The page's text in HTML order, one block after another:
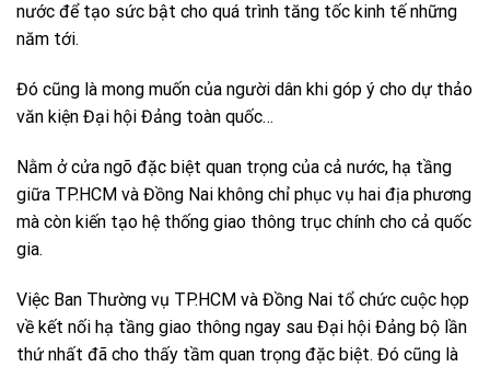
nước để tạo sức bật cho quá trình tăng tốc kinh tế những
năm tới.
Đó cũng là mong muốn của người dân khi góp ý cho dự thảo
văn kiện Đại hội Đảng toàn quốc…
Nằm ở cửa ngõ đặc biệt quan trọng của cả nước, hạ tầng
giữa TP.HCM và Đồng Nai không chỉ phục vụ hai địa phương
mà còn kiến tạo hệ thống giao thông trục chính cho cả quốc
gia.
Việc Ban Thường vụ TP.HCM và Đồng Nai tổ chức cuộc họp
về kết nối hạ tầng giao thông ngay sau Đại hội Đảng bộ lần
thứ nhất đã cho thấy tầm quan trọng đặc biệt. Đó cũng là